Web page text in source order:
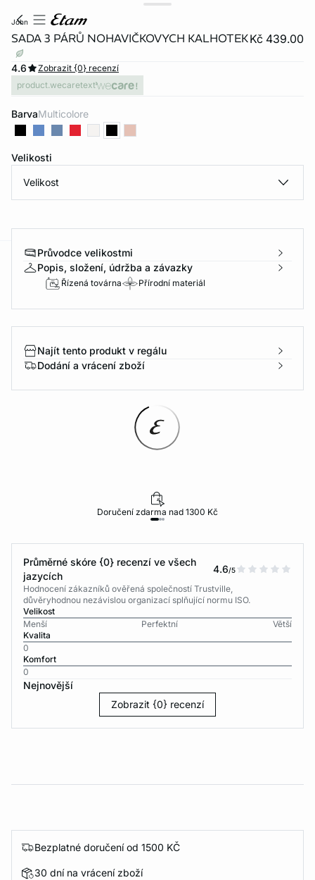
john
SADA 3 PÁRŮ NOHAVIČKOVYCH KALHOTEKKč 439.00
4.6
Zobrazit {0} recenzí
product.wecaretext
Barva multicolore
Velikosti
Velikost
Průvodce velikostmi
Popis, složení, údržba a závazky
Řízená továrna Přírodní materiál
Najít tento produkt v regálu
Dodání a vrácení zboží
Doručení zdarma nad 1300 Kč
Průměrné skóre {0} recenzí ve všech
jazycích
4.6/5
Hodnocení zákazníků ověřená společností Trustville,
důvěryhodnou nezávislou organizací splňující normu ISO.
Velikost
Menší
Perfektní
Větší
Kvalita
0
Komfort
0
Nejnovější
Zobrazit {0} recenzí
Bezplatné doručení od 1500 KČ
30 dní na vrácení zboží